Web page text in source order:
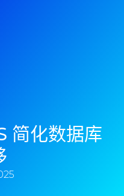
简化数据库